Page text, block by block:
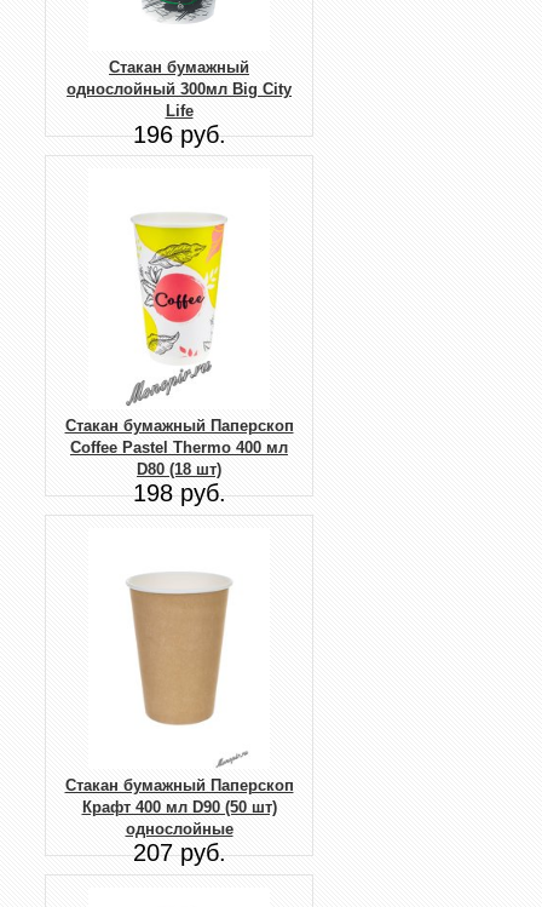
Стакан бумажный
однослойный 300мл Big City
Life
196 руб.
Стакан бумажный Паперскоп
Coffee Pastel Thermo 400 мл
D80 (18 шт)
198 руб.
Стакан бумажный Паперскоп
Крафт 400 мл D90 (50 шт)
однослойные
207 руб.